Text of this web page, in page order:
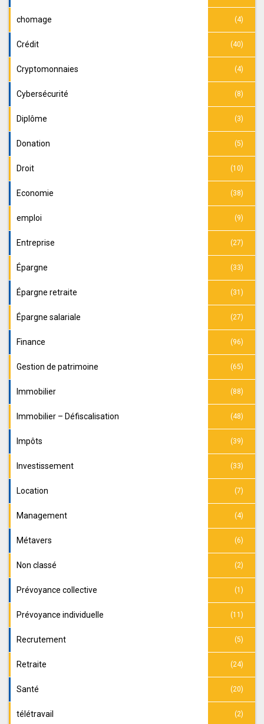
chomage (4)
Crédit (40)
Cryptomonnaies (4)
Cybersécurité (8)
Diplôme (3)
Donation (5)
Droit (10)
Economie (38)
emploi (9)
Entreprise (27)
Épargne (33)
Épargne retraite (31)
Épargne salariale (27)
Finance (96)
Gestion de patrimoine (65)
Immobilier (88)
Immobilier – Défiscalisation (48)
Impôts (39)
Investissement (33)
Location (7)
Management (4)
Métavers (6)
Non classé (2)
Prévoyance collective (1)
Prévoyance individuelle (11)
Recrutement (5)
Retraite (24)
Santé (20)
télétravail (2)